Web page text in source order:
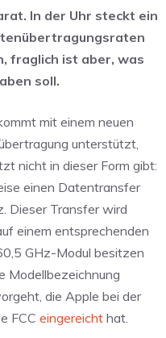
In der Uhr steckt ein
fraglich ist aber, was
soll.
mit einem neuen
unterstützt,
nicht in dieser Form gibt:
einen Datentransfer
Dieser Transfer wird
einem entsprechenden
GHz-Modul besitzen
Modellbezeichnung
die Apple bei der
FCC eingereicht hat.